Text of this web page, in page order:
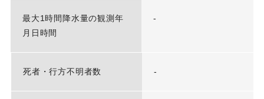
最大1時間降水量の観測年
月日時間
-
死者・行方不明者数 -